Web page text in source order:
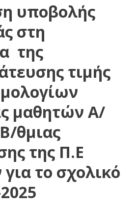
υποβολής
στη
της
τιμής
μαθητών Α/
θμιας
της Π.Ε
το σχολικό